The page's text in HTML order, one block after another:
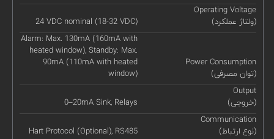
Operating Voltage
(ولتاژ عملکرد)
24 VDC nominal (18-32 VDC)
Power Consumption
(توان مصرفی)
Alarm: Max. 130mA (160mA with
heated window), Standby: Max.
90mA (110mA with heated
window)
Output
(خروجی)
0–20mA Sink, Relays
Communication
(نوع ارتباط)
Hart Protocol (Optional), RS485